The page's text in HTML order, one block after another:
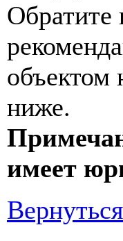
Обратите
объектом
ниже.
имеет